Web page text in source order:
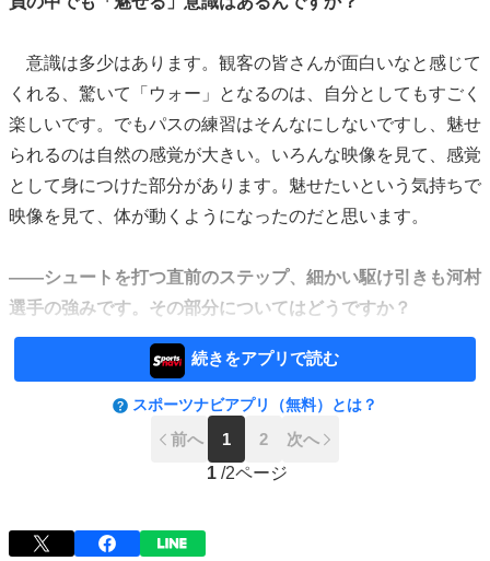
意識は多少はあります。観客の皆さんが面白いなと感じて
くれる、驚いて「ウォー」となるのは、自分としてもすごく
楽しいです。でもパスの練習はそんなにしないですし、魅せ
られるのは自然の感覚が大きい。いろんな映像を見て、感覚
として身につけた部分があります。魅せたいという気持ちで
映像を見て、体が動くようになったのだと思います。
――シュートを打つ直前のステップ、細かい駆け引きも河村
選手の強みです。その部分についてはどうですか？
続きをアプリで読む
スポーツナビアプリ（無料）とは？
前へ 1 2
次へ
1 /2ページ